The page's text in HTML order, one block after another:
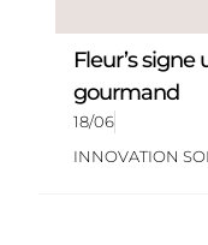
Fleur’s
gourmand
18/06
INNOVATION